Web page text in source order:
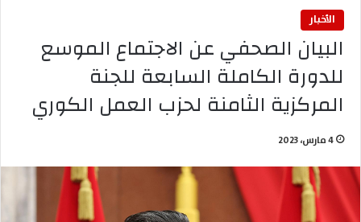
الأخبار
البيان الصحفي عن الاجتماع الموسع
للدورة الكاملة السابعة للجنة
المركزية الثامنة لحزب العمل الكوري
4 مارس، 2023